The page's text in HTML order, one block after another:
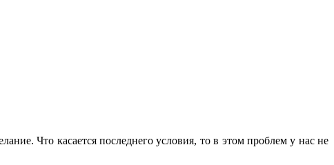
Что касается последнего условия, то в этом проблем у нас не